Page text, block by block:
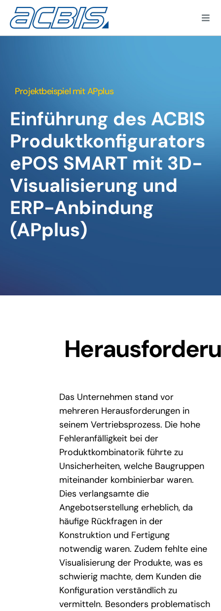
Zum
Inhalt
springen
Projektbeispiel mit APplus
Einführung des ACBIS
Produktkonfigurators
ePOS SMART mit 3D-
Visualisierung und
ERP-Anbindung
(APplus)
Das Unternehmen stand vor
mehreren Herausforderungen in
seinem Vertriebsprozess. Die hohe
Fehleranfälligkeit bei der
Produktkombinatorik führte zu
Unsicherheiten, welche Baugruppen
miteinander kombinierbar waren.
Dies verlangsamte die
Angebotserstellung erheblich, da
häufige Rückfragen in der
Konstruktion und Fertigung
notwendig waren. Zudem fehlte eine
Visualisierung der Produkte, was es
schwierig machte, dem Kunden die
Konfiguration verständlich zu
vermitteln. Besonders problematisch